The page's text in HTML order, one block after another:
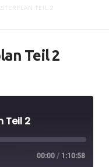
TEIL 2
Teil 2
Teil 2
00:00 / 1:10:58